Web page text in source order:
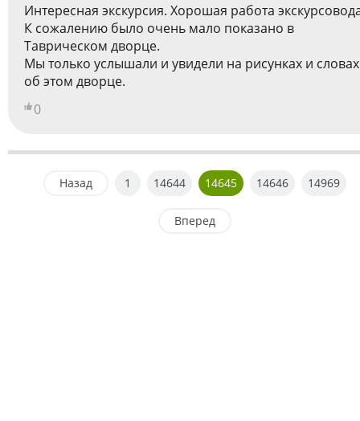
Интересная экскурсия. Хорошая работа
К сожалению было очень мало показано в
Таврическом дворце.
Мы только услышали и увидели на рисунках и словах
об этом дворце.
0
Назад 1 14644 14645 14646 14969
Вперед